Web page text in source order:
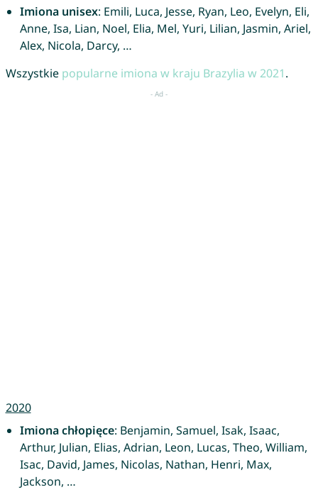
Imiona unisex: Emili, Luca, Jesse, Ryan, Leo, Evelyn, Eli,
Anne, Isa, Lian, Noel, Elia, Mel, Yuri, Lilian, Jasmin, Ariel,
Alex, Nicola, Darcy, …
Wszystkie popularne imiona w kraju Brazylia w 2021.
2020
Imiona chłopięce: Benjamin, Samuel, Isak, Isaac,
Arthur, Julian, Elias, Adrian, Leon, Lucas, Theo, William,
Isac, David, James, Nicolas, Nathan, Henri, Max,
Jackson, …